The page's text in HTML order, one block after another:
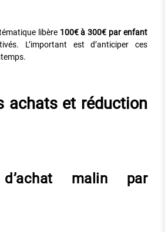
libère 100€ à 300€ par enfant
L’important est d’anticiper ces
achats et réduction
d’achat malin par